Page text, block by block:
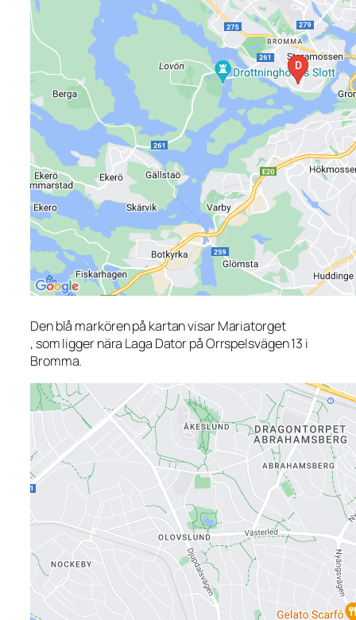
Den blå markören på kartan visar Mariatorget
, som ligger nära Laga Dator på Orrspelsvägen 13 i
Bromma.